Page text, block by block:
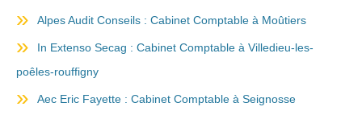
Alpes Audit Conseils : Cabinet Comptable à Moûtiers
In Extenso Secag : Cabinet Comptable à Villedieu-les-
poêles-rouffigny
Aec Eric Fayette : Cabinet Comptable à Seignosse